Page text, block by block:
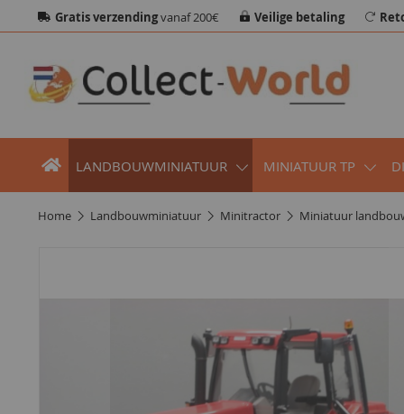
Gratis verzendingvanaf 200€ Veilige betaling
LANDBOUWMINIATUUR MINIATUUR TP
home landbouwminiatuur minitractor miniatuur